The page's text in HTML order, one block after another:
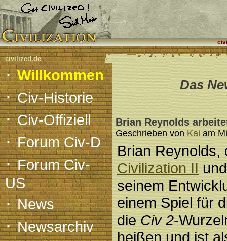
civilized.de
·Willkommen
·Civ-Historie
·Civ-Offiziell
·Forum Civ-D
·Forum Civ-
US
·News
·Newsarchiv
Das
Brian Reynolds
Geschrieben von Kai am
Brian Reynolds,
Civilization II
seinem
einem Spiel für
dieCiv 2-
heißen und ist